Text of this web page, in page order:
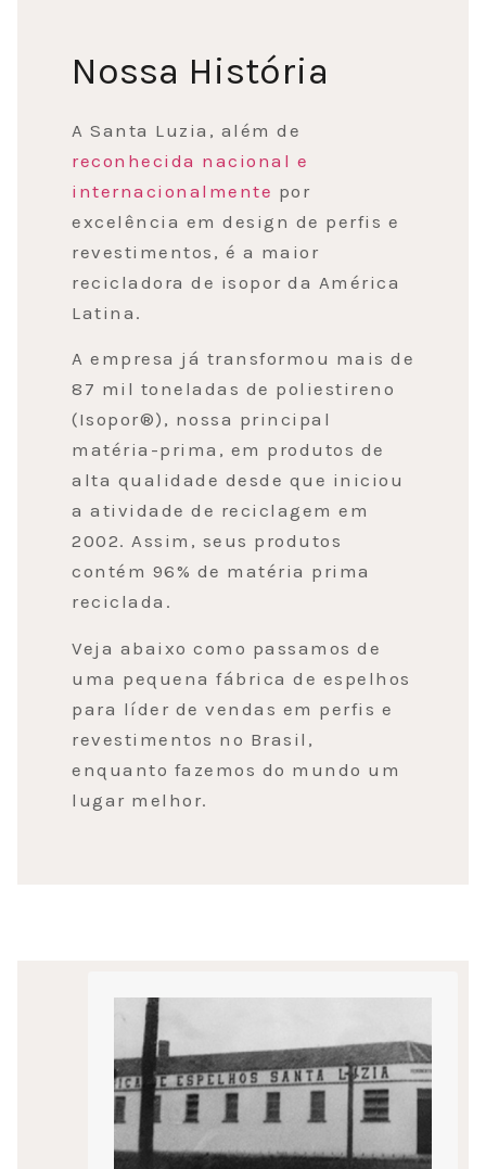
Nossa História
A Santa Luzia, além de
reconhecida nacional e
internacionalmente por
excelência em design de perfis e
revestimentos, é a maior
recicladora de isopor da América
Latina.
A empresa já transformou mais de
87 mil toneladas de poliestireno
(Isopor®), nossa principal
matéria-prima, em produtos de
alta qualidade desde que iniciou
a atividade de reciclagem em
2002. Assim, seus produtos
contém 96% de matéria prima
reciclada.
Veja abaixo como passamos de
uma pequena fábrica de espelhos
para líder de vendas em perfis e
revestimentos no Brasil,
enquanto fazemos do mundo um
lugar melhor.